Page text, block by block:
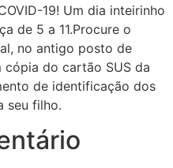
19! Um dia inteirinho
de 5 a 11.Procure o
no antigo posto de
cópia do cartão SUS da
de identificação dos
seu filho.